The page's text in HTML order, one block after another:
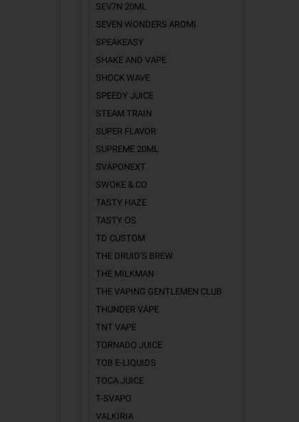
SEV7N 20ML
SEVEN WONDERS AROMI
SPEAKEASY
SHAKE AND VAPE
SHOCK WAVE
SPEEDY JUICE
STEAM TRAIN
SUPER FLAVOR
SUPREME 20ML
SVAPONEXT
SWOKE & CO
TASTY HAZE
TASTY OS
TD CUSTOM
THE DRUID'S BREW
THE MILKMAN
THE VAPING GENTLEMEN CLUB
THUNDER VAPE
TNT VAPE
TORNADO JUICE
TOB E-LIQUIDS
TOCA JUICE
T-SVAPO
VALKIRIA